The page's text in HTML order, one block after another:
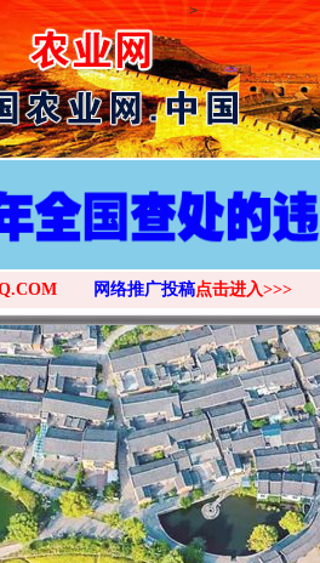
>
网络推广投稿点击进入>>>